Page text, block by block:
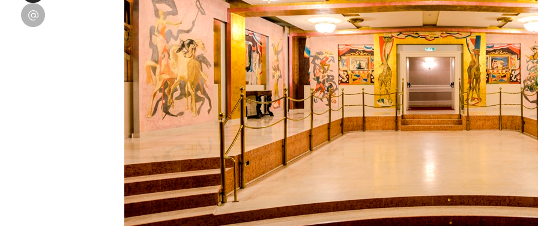
Condividi su Email